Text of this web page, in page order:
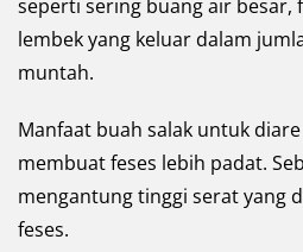
seperti sering buang air besar,
lembek yang keluar dalam
muntah.
Manfaat buah salak untuk
membuat feses lebih padat.
mengantung tinggi serat yang
feses.